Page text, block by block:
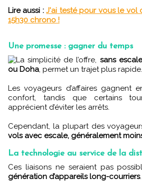
Lire aussi : J'ai testé pour vous le vol
15h30 chrono !
Une promesse : gagner du temps
La simplicité de l’offre, sans
ou Doha, permet un trajet plus rapide.
Les voyageurs d’affaires gagnent
confort, tandis que certains
apprécient d’éviter les arrêts.
Cependant, la plupart des
vols avec escale, généralement
La technologie au service de la
Ces liaisons ne seraient pas
génération d’appareils long-courriers.